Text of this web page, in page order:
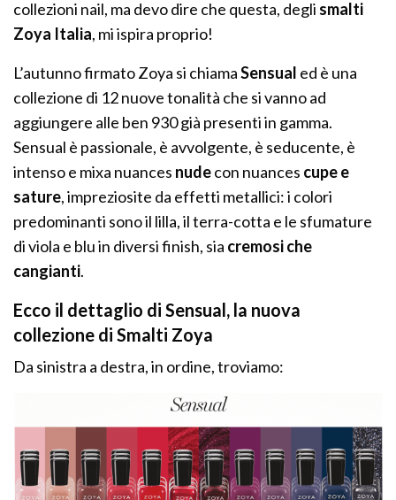
collezioni nail, ma devo dire che questa, degli smalti
Zoya Italia, mi ispira proprio!
L’autunno firmato Zoya si chiamaSensual ed è una
collezione di 12 nuove tonalità che si vanno ad
aggiungere alle ben 930 già presenti in gamma.
Sensual è passionale, è avvolgente, è seducente, è
intenso e mixa nuances nudecon nuances cupe e
sature, impreziosite da effetti metallici: i colori
predominanti sono il lilla, il terra-cotta e le sfumature
di viola e blu in diversi finish, sia cremosi che
cangianti.
Ecco il dettaglio di Sensual, la nuova
collezione di Smalti Zoya
Da sinistra a destra, in ordine, troviamo: